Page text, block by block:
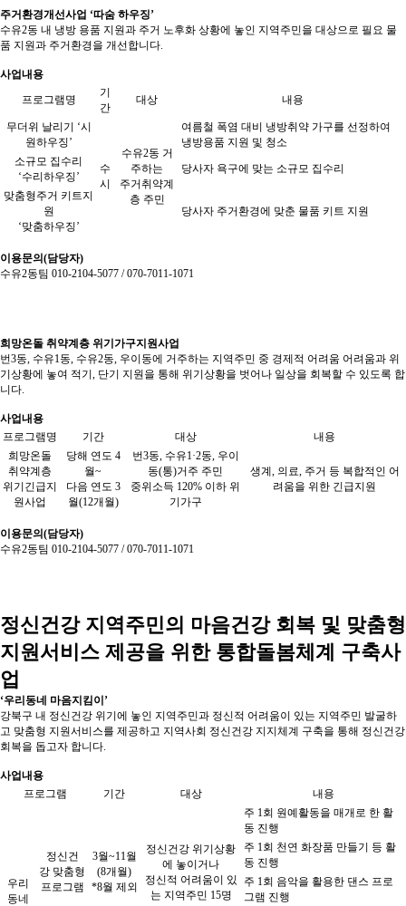
주거환경개선사업 ‘따숨 하우징’
수유2동 내 냉방 용품 지원과 주거 노후화 상황에 놓인 지역주민을 대상으로 필요 물
품 지원과 주거환경을 개선합니다.
사업내용
프로그램명
기
간
대상 내용
무더위 날리기 ‘시
원하우징’
수
시
수유2동 거
주하는
주거취약계
층 주민
여름철 폭염 대비 냉방취약 가구를 선정하여
냉방용품 지원 및 청소
소규모 집수리
‘수리하우징’
당사자 욕구에 맞는 소규모 집수리
맞춤형주거 키트지
원
‘맞춤하우징’
당사자 주거환경에 맞춘 물품 키트 지원
이용문의(담당자)
수유2동팀 010-2104-5077 / 070-7011-1071
희망온돌 취약계층 위기가구지원사업
번3동, 수유1동, 수유2동, 우이동에 거주하는 지역주민 중 경제적 어려움 어려움과 위
기상황에 놓여 적기, 단기 지원을 통해 위기상황을 벗어나 일상을 회복할 수 있도록 합
니다.
사업내용
프로그램명
기간 대상
내용
희망온돌
취약계층
위기긴급지
원사업
당해 연도 4
월~
다음 연도 3
월(12개월)
번3동, 수유1·2동, 우이
동(통)거주 주민
중위소득 120% 이하 위
기가구
생계, 의료, 주거 등 복합적인 어
려움을 위한 긴급지원
이용문의(담당자)
수유2동팀 010-2104-5077 / 070-7011-1071
정신건강 지역주민의 마음건강 회복 및 맞춤형
지원서비스 제공을 위한 통합돌봄체계 구축사
업
‘우리동네 마음지킴이’
강북구 내 정신건강 위기에 놓인 지역주민과 정신적 어려움이 있는 지역주민 발굴하
고 맞춤형 지원서비스를 제공하고 지역사회 정신건강 지지체계 구축을 통해 정신건강
회복을 돕고자 합니다.
사업내용
프로그램
기간 대상 내용
우리
동네
정신건
강 맞춤형
프로그램
3월~11월
(8개월)
*8월 제외
정신건강 위기상황
에 놓이거나
정신적 어려움이 있
는 지역주민 15명
주 1회 원예활동을 매개로 한 활
동 진행
주 1회 천연 화장품 만들기 등 활
동 진행
주 1회 음악을 활용한 댄스 프로
그램 진행